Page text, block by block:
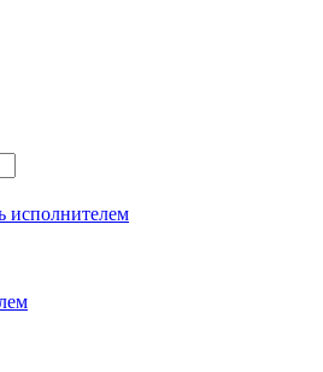
исполнителем